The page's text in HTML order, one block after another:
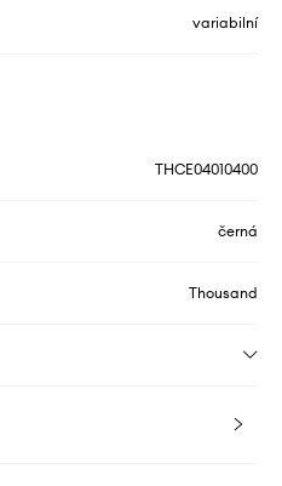
variabilní
THCE04010400
černá
Thousand